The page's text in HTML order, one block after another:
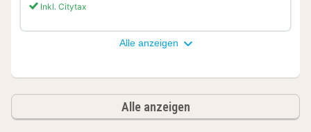
Inkl. Citytax
Alle anzeigen
Alle anzeigen